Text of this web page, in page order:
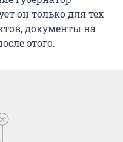
он только для тех
документы на
этого.